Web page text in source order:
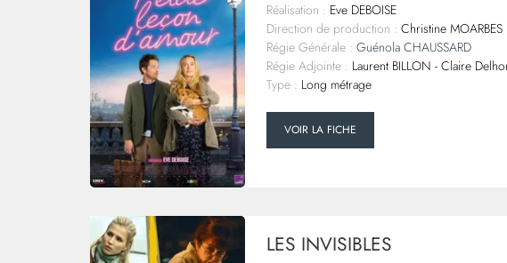
Réalisation : Eve DEBOISE
Direction de production : Christine MOARBES
Régie Générale : Guénola CHAUSSARD
Régie Adjointe : Laurent BILLON - Claire
Type : Long métrage
VOIR LA FICHE
LES INVISIBLES